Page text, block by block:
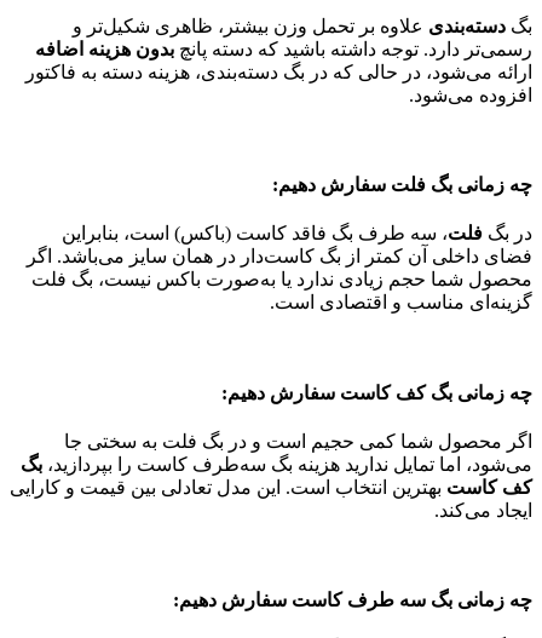
بگ دسته‌بندی علاوه بر تحمل وزن بیشتر، ظاهری شکیل‌تر و
رسمی‌تر دارد. توجه داشته باشید که دسته پانچ بدون هزینه اضافه
ارائه می‌شود، در حالی که در بگ دسته‌بندی، هزینه دسته به فاکتور
افزوده می‌شود.
چه زمانی بگ فلت سفارش دهیم:
در بگ فلت، سه طرف بگ فاقد کاست (باکس) است، بنابراین
فضای داخلی آن کمتر از بگ کاست‌دار در همان سایز می‌باشد. اگر
محصول شما حجم زیادی ندارد یا به‌صورت باکس نیست، بگ فلت
گزینه‌ای مناسب و اقتصادی است.
چه زمانی بگ کف کاست سفارش دهیم:
اگر محصول شما کمی حجیم است و در بگ فلت به سختی جا
می‌شود، اما تمایل ندارید هزینه بگ سه‌طرف کاست را بپردازید، بگ
کف کاست بهترین انتخاب است. این مدل تعادلی بین قیمت و کارایی
ایجاد می‌کند.
چه زمانی بگ سه طرف کاست سفارش دهیم: